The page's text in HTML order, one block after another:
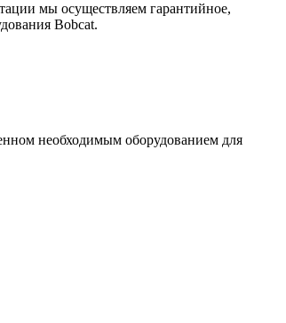
мы осуществляем гарантийное,
Bobcat.
необходимым оборудованием для